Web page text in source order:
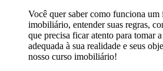
Você quer saber como funciona um
imobiliário, entender suas regras,
que precisa ficar atento para tomar
adequada à sua realidade e seus
nosso curso imobiliário!